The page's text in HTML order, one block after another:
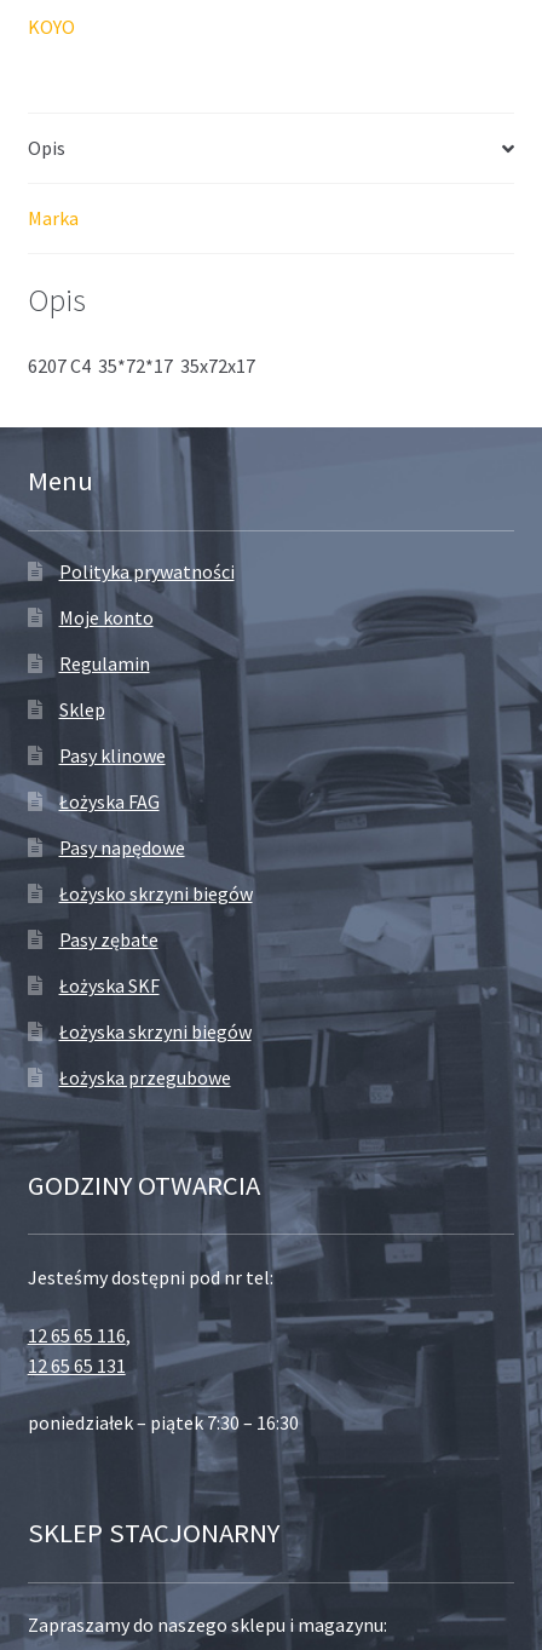
KOYO
Opis
Marka
Opis
6207 C4 35*72*17 35x72x17
Menu
Polityka prywatności
Moje konto
Regulamin
Sklep
Pasy klinowe
Łożyska FAG
Pasy napędowe
Łożysko skrzyni biegów
Pasy zębate
Łożyska SKF
Łożyska skrzyni biegów
Łożyska przegubowe
GODZINY OTWARCIA
Jesteśmy dostępni pod nr tel:
12 65 65 116,
12 65 65 131
poniedziałek – piątek 7:30 – 16:30
SKLEP STACJONARNY
Zapraszamy do naszego sklepu i magazynu: